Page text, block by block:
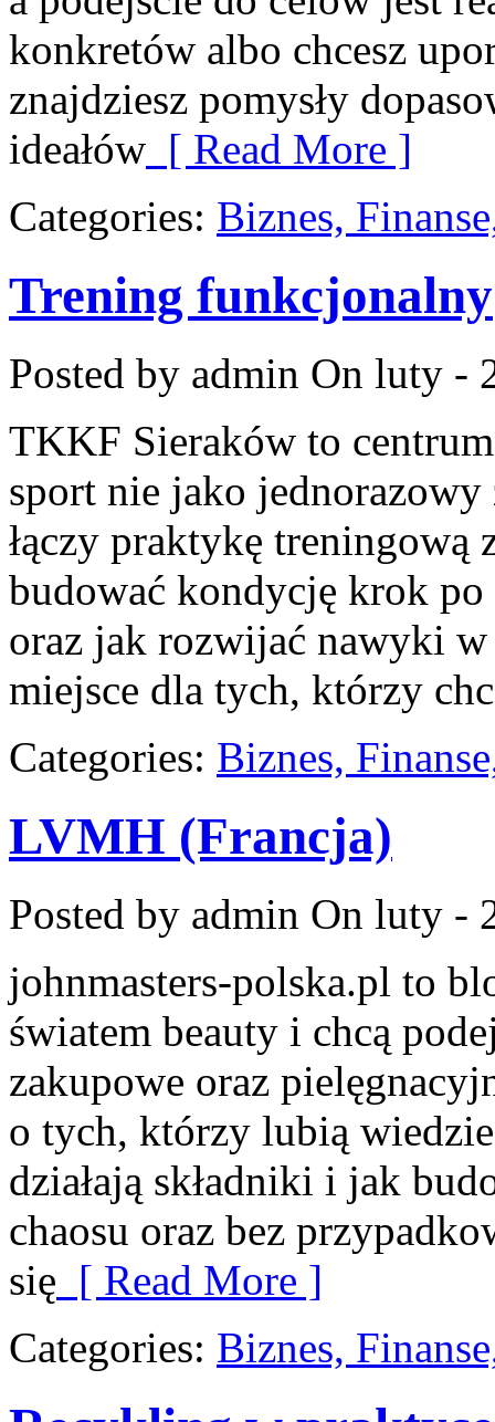
konkretów albo chcesz
znajdziesz pomysły
ideałów [ Read More ]
Categories: Biznes,
Trening funkcjonalny
Posted by admin On luty -
TKKF Sieraków to
sport nie jako
łączy praktykę treningową
budować kondycję krok
oraz jak rozwijać nawyki
miejsce dla tych, którzy
Categories: Biznes,
LVMH (Francja)
Posted by admin On luty -
johnmasters-polska.pl to
światem beauty i chcą
zakupowe oraz
o tych, którzy lubią
działają składniki i jak
chaosu oraz bez
się [ Read More ]
Categories: Biznes,